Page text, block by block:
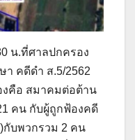
น.ที่ศาลปกครอง
คดีดำ ส.5/2562
งคือ สมาคมต่อต้าน
คน กับผู้ถูกฟ้องคดี
กับพวกรวม 2 คน